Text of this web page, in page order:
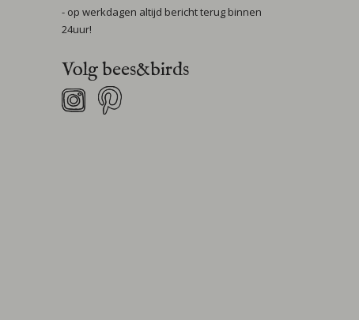
- op werkdagen altijd bericht terug binnen
24uur!
Volg bees&birds